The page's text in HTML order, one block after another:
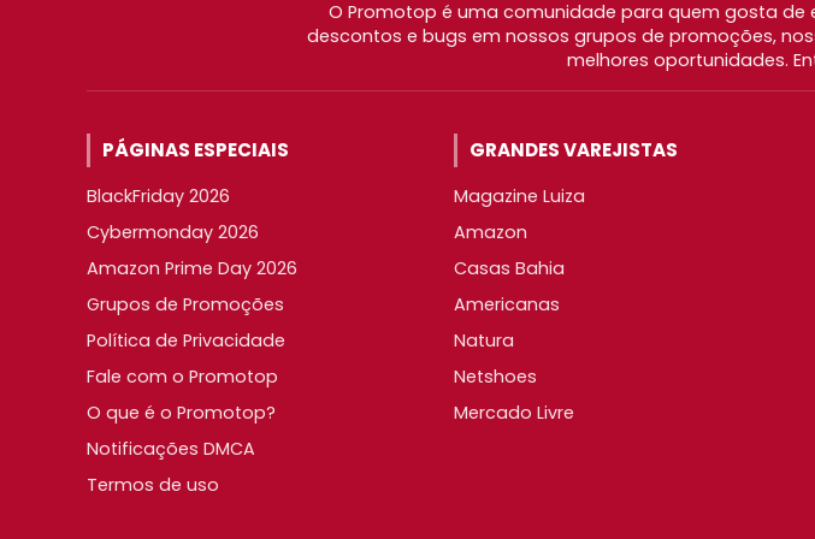
O Promotop é uma comunidade para quem gosta
descontos e bugs em nossos grupos de promoções,
melhores oportunidades.
PÁGINAS ESPECIAIS
BlackFriday 2026
Cybermonday 2026
Amazon Prime Day 2026
Grupos de Promoções
Política de Privacidade
Fale com o Promotop
O que é o Promotop?
Notificações DMCA
Termos de uso
GRANDES VAREJISTAS
Magazine Luiza
Amazon
Casas Bahia
Americanas
Natura
Netshoes
Mercado Livre